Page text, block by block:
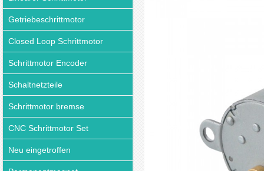
Getriebeschrittmotor
Closed Loop Schrittmotor
Schrittmotor Encoder
Schaltnetzteile
Schrittmotor bremse
CNC Schrittmotor Set
Neu eingetroffen